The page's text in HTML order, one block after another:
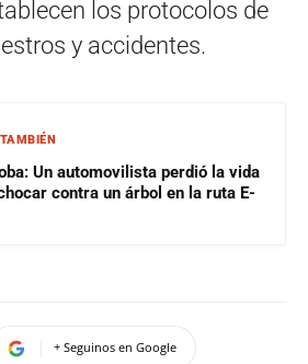
los protocolos de
y accidentes.
Un automovilista perdió la vida
contra un árbol en la ruta E-
+ Seguinos en Google